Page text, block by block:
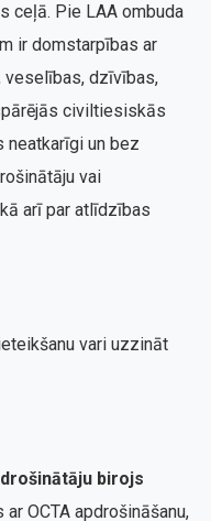
ceļā. Pie LAA ombuda
ir domstarpības ar
veselības, dzīvības,
civiltiesiskās
neatkarīgi un bez
vai
arī par atlīdzības
vari uzzināt
birojs
OCTA apdrošināšanu,